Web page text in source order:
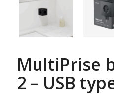
MultiPrise
2 – USB